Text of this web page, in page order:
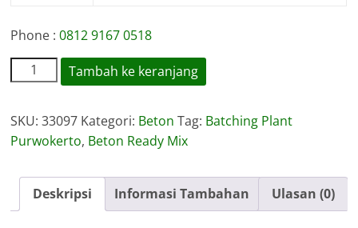
Phone :0812 9167 0518
Kuantitas
Harga
Mix
Purwokerto
Tambah ke keranjang
SKU:33097 Kategori: Beton Tag: Batching Plant
Purwokerto, Beton Ready Mix
Deskripsi Informasi Tambahan Ulasan (0)